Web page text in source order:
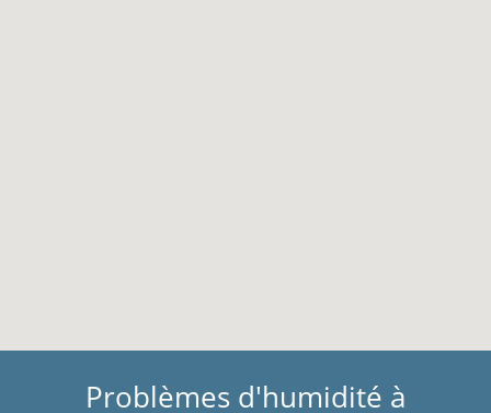
Problèmes d'humidité à